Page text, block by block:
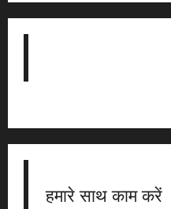
हमारे साथ काम करें